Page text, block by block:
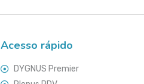
Acesso rápido
DYGNUS Premier